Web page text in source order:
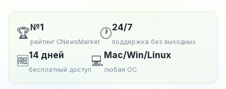
🏆№1
рейтинг CNewsMarket
🕐24/7
поддержка без выходных
🆓14 дней
бесплатный доступ
💻Mac/Win/Linux
любая ОС